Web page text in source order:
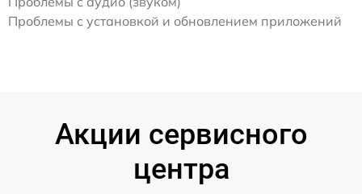
Проблемы с установкой и обновлением приложений
Акции сервисного
центра